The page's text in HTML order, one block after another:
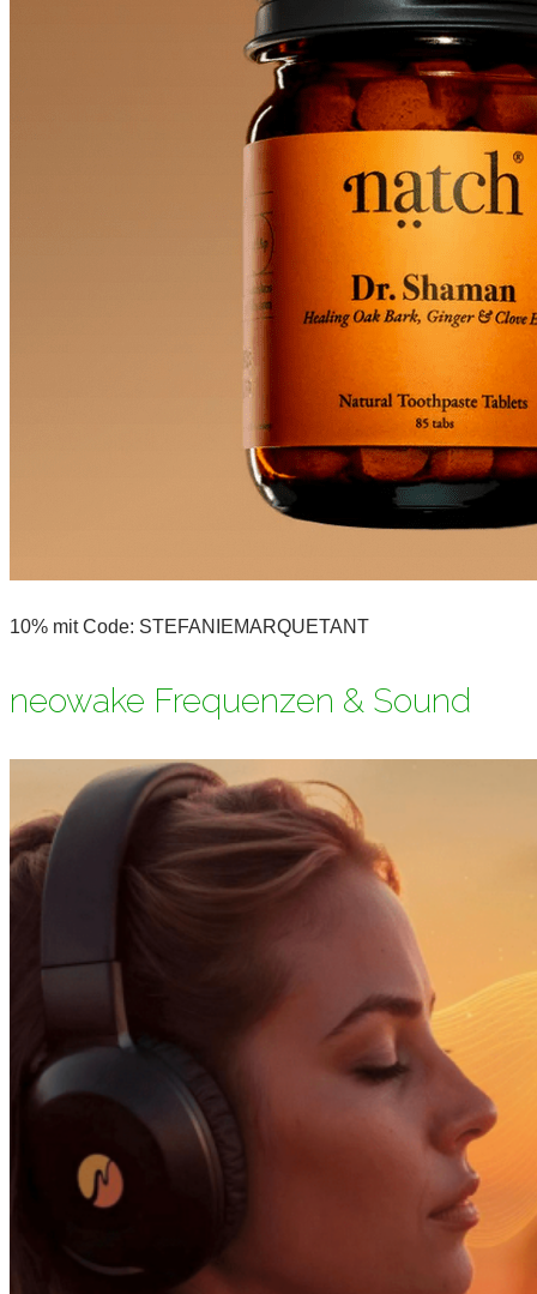
10% mit Code: STEFANIEMARQUETANT
neowake Frequenzen & Sound